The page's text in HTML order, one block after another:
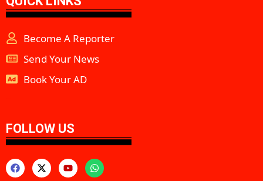
Become A Reporter
Send Your News
Book Your AD
FOLLOW US